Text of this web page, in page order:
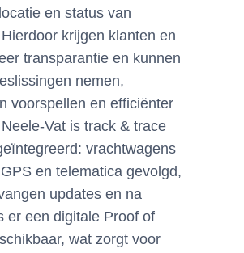
en status van
krijgen klanten en
transparantie en kunnen
nemen,
voorspellen en efficiënter
Vat is track & trace
vrachtwagens
en telematica gevolgd,
updates en na
er een digitale Proof of
wat zorgt voor